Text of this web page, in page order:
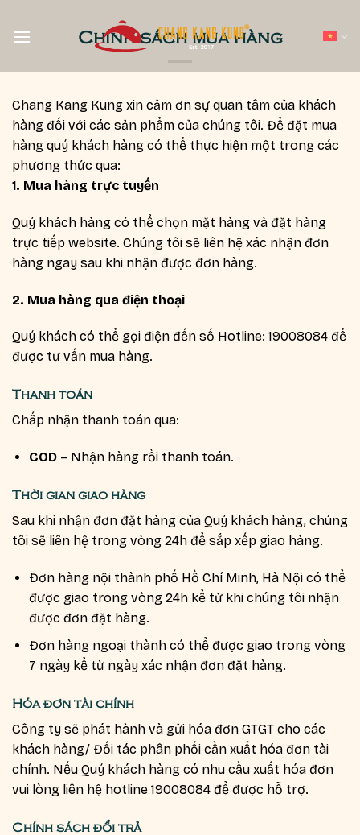
Chính sách mua hàng
Chang Kang Kung xin cảm ơn sự quan tâm của khách
hàng đối với các sản phẩm của chúng tôi. Để đặt mua
hàng quý khách hàng có thể thực hiện một trong các
phương thức qua:
1. Mua hàng trực tuyến
Quý khách hàng có thể chọn mặt hàng và đặt hàng
trực tiếp website. Chúng tôi sẽ liên hệ xác nhận đơn
hàng ngay sau khi nhận được đơn hàng.
2. Mua hàng qua điện thoại
Quý khách có thể gọi điện đến số Hotline: 19008084 để
được tư vấn mua hàng.
Thanh toán
Chấp nhận thanh toán qua:
COD– Nhận hàng rồi thanh toán.
Thời gian giao hàng
Sau khi nhận đơn đặt hàng của Quý khách hàng, chúng
tôi sẽ liên hệ trong vòng 24h để sắp xếp giao hàng.
Đơn hàng nội thành phố Hồ Chí Minh, Hà Nội có thể
được giao trong vòng 24h kể từ khi chúng tôi nhận
được đơn đặt hàng.
Đơn hàng ngoại thành có thể được giao trong vòng
7 ngày kể từ ngày xác nhận đơn đặt hàng.
Hóa đơn tài chính
Công ty sẽ phát hành và gửi hóa đơn GTGT cho các
khách hàng/ Đối tác phân phối cần xuất hóa đơn tài
chính. Nếu Quý khách hàng có nhu cầu xuất hóa đơn
vui lòng liên hệ hotline 19008084 để được hỗ trợ.
Chính sách đổi trả